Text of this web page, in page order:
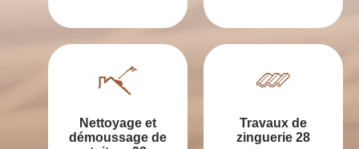
Nettoyage et
démoussage de
Travaux de
zinguerie 28